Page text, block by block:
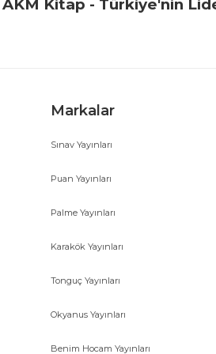
AKM Kitap - Türkiye'nin
Markalar
Sınav Yayınları
Puan Yayınları
Palme Yayınları
Karakök Yayınları
Tonguç Yayınları
Okyanus Yayınları
Benim Hocam Yayınları